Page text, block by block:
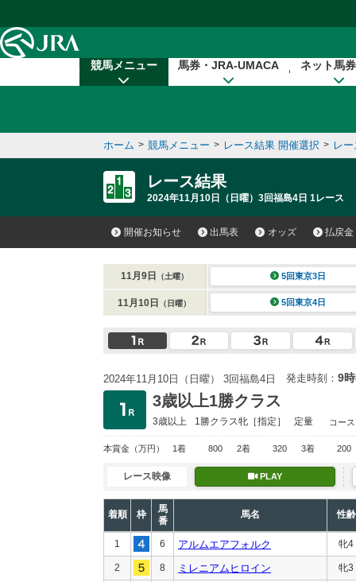
競馬メニュー 馬券・JRA-UMACA ネット馬
ホーム > 競馬メニュー > レース結果 開催選択 > レ
レース結果
2024年11月10日（日曜）3回福島4日 1レース
開催お知らせ 出馬表 オッズ 払戻金
11月9日 （土曜） 5回東京3日
11月10日 （日曜） 5回東京4日
2024年11月10日（日曜） 3回福島4日 発走時刻： 9
3歳以上1勝クラス
3歳以上 1勝クラス牝［指定］ 定量 コー
本賞金 （万円） 1着 800 2着 320 3着 200
レース映像 PLAY
着順 枠
馬
番
馬名 性齢
1 6 アルムエアフォルク 牝4
2 8 ミレニアムヒロイン 牝3